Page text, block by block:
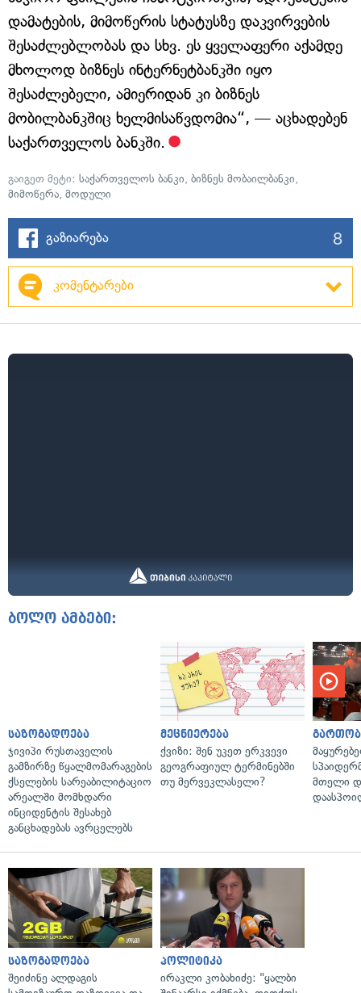
დამატების, მიმოწერის სტატუსზე დაკვირვების
შესაძლებლობას და სხვ. ეს ყველაფერი აქამდე
მხოლოდ ბიზნეს ინტერნეტბანკში იყო
შესაძლებელი, ამიერიდან კი ბიზნეს
მობილბანკშიც ხელმისაწვდომია“, — აცხადებენ
საქართველოს ბანკში.
გაიგეთ მეტი: საქართველოს ბანკი, ბიზნეს მობაილბანკი,
მიმოწერა, მოდული
გაზიარება 8
კომენტარები
ბოლო ამბები:
საზოგადოება
ჯივიპი რუსთაველის
გამზირზე წყალმომარაგების
ქსელების სარეაბილიტაციო
არეალში მომხდარი
ინციდენტის შესახებ
განცხადებას ავრცელებს
მეცნიერება
ქვიზი: შენ უკეთ ერკვევი
გეოგრაფიულ ტერმინებში
თუ მერვეკლასელი?
მთელი
საზოგადოება
შეიძინე ალდაგის
პოლიტიკა
ირაკლი კობახიძე: "ყალბი